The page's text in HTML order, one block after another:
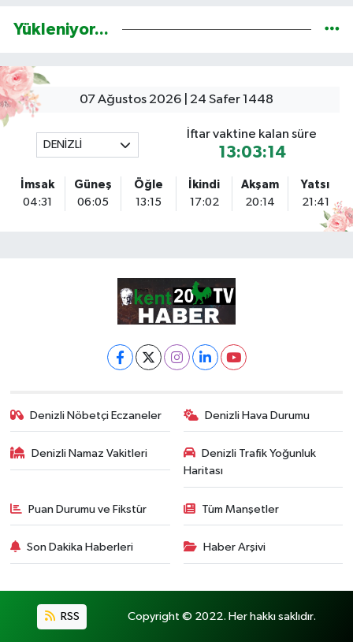
Yükleniyor...
07 Ağustos 2026 | 24 Safer 1448
DENİZLİ
İftar vaktine kalan süre
13:03:13
İmsak
04:31
Güneş
06:05
Öğle
13:15
İkindi
17:02
Akşam
20:14
Yatsı
21:41
Denizli Nöbetçi Eczaneler Denizli Hava Durumu
Denizli Namaz Vakitleri
Denizli Trafik Yoğunluk
Haritası
Puan Durumu ve Fikstür Tüm Manşetler
Son Dakika Haberleri Haber Arşivi
RSS Copyright © 2022. Her hakkı saklıdır.